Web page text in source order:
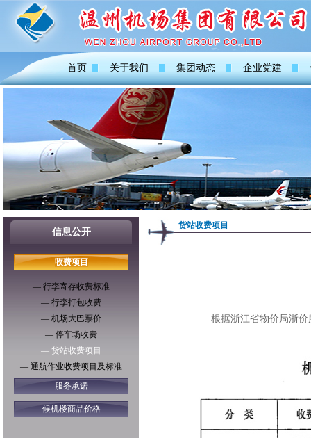
首页 关于我们 集团动态 企业党建
信息公开
收费项目
— 行李寄存收费标准
— 行李打包收费
— 机场大巴票价
— 停车场收费
— 货站收费项目
— 通航作业收费项目及标准
服务承诺
候机楼商品价格
货站收费项目
根据浙江省物价局浙